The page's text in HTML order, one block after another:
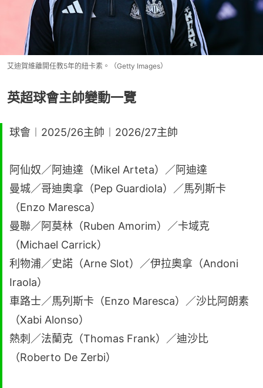
艾迪賀維離開任教5年的紐卡素。（Getty Images）
英超球會主帥變動一覽
球會︱2025/26主帥︱2026/27主帥
阿仙奴／阿迪達（Mikel Arteta）／阿迪達
曼城／哥迪奧拿（Pep Guardiola）／馬列斯卡
（Enzo Maresca）
曼聯／阿莫林（Ruben Amorim）／卡域克
（Michael Carrick）
利物浦／史諾（Arne Slot）／伊拉奧拿（Andoni
Iraola）
車路士／馬列斯卡（Enzo Maresca）／沙比阿朗素
（Xabi Alonso）
熱刺／法蘭克（Thomas Frank）／迪沙比
（Roberto De Zerbi）